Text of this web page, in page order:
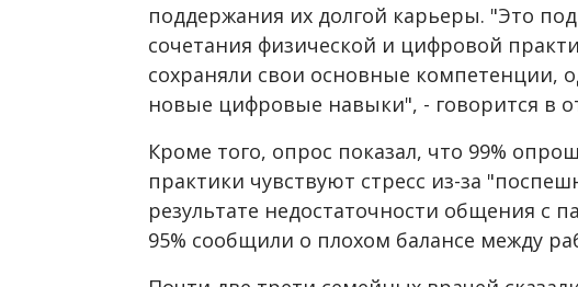
поддержания их долгой карьеры. "Это
сочетания физической и цифровой
сохраняли свои основные компетенции,
новые цифровые навыки", - говорится в
Кроме того, опрос показал, что 99%
практики чувствуют стресс из-за
результате недостаточности общения с
95% сообщили о плохом балансе между